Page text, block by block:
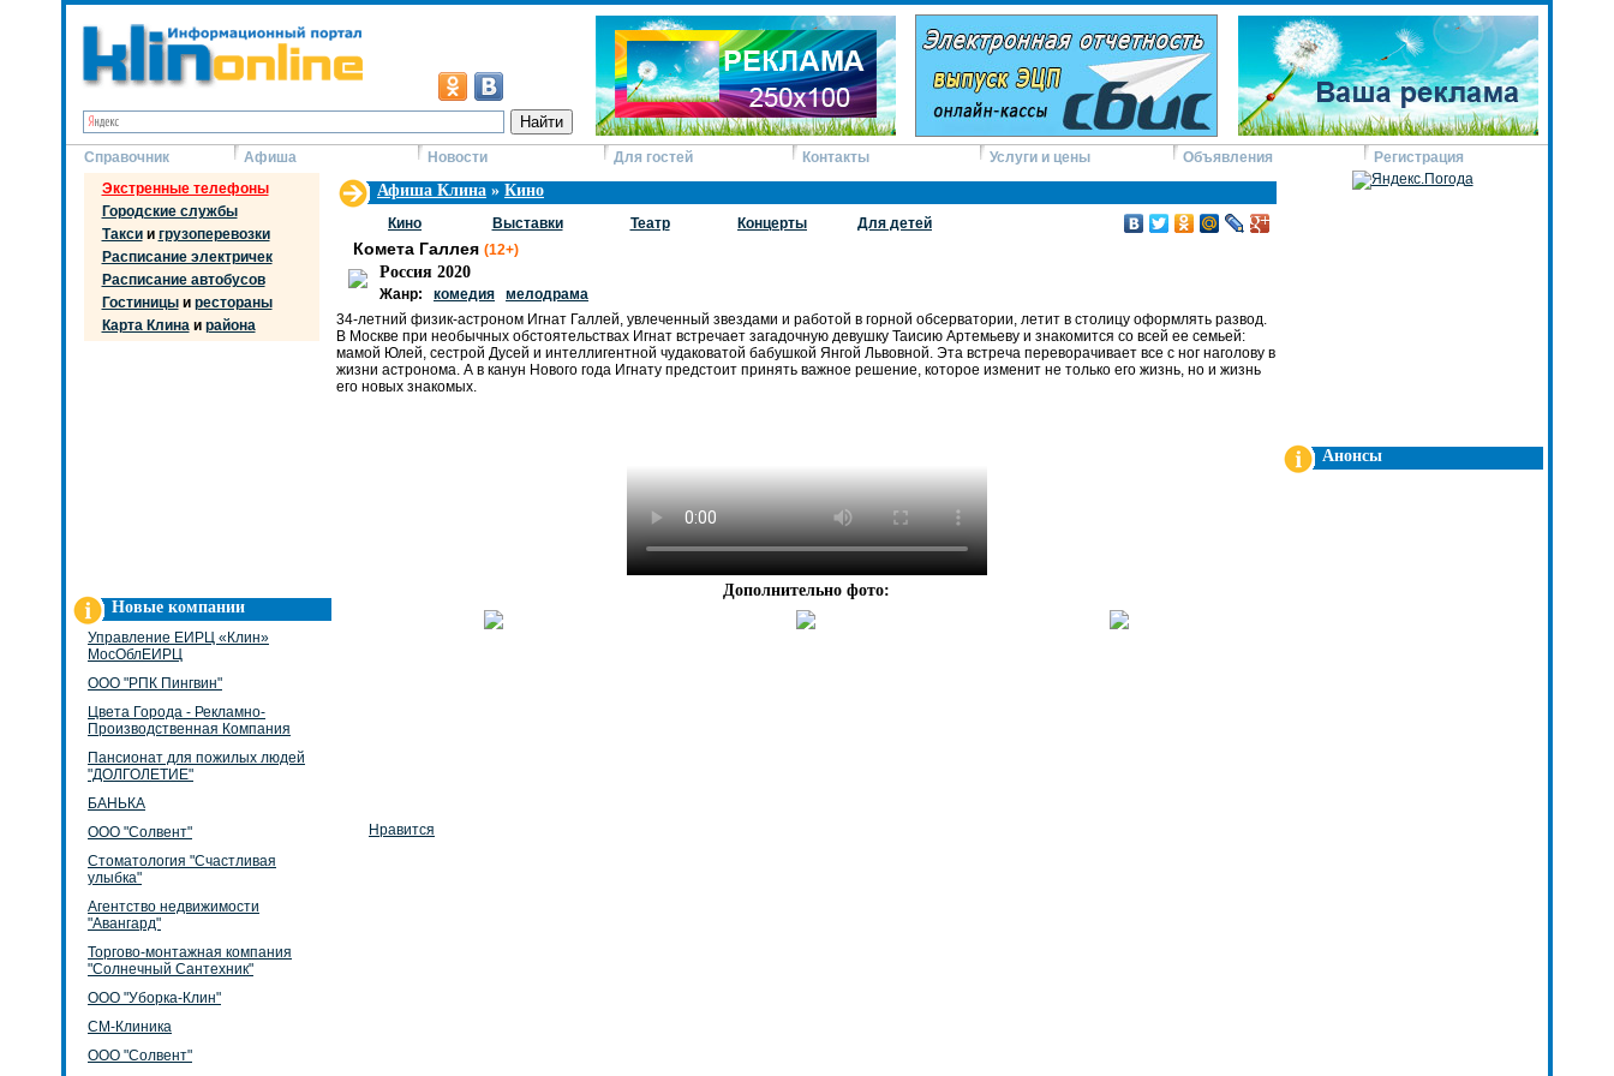
Справочник Афиша Новости Для гостей Контакты Услуги и цены Объявления
Регистрация
Экстренные телефоны
Городские службы
Таксии грузоперевозки
Расписание электричек
Расписание автобусов
Гостиницыи рестораны
Карта Клинаи района
Новые компании
Управление ЕИРЦ «Клин»
МосОблЕИРЦ
ООО "РПК Пингвин"
Цвета Города - Рекламно-
Производственная Компания
Пансионат для пожилых людей
"ДОЛГОЛЕТИЕ"
БАНЬКА
ООО "Солвент"
Стоматология "Счастливая
улыбка"
Агентство недвижимости
"Авангард"
Торгово-монтажная компания
"Солнечный Сантехник"
ООО "Уборка-Клин"
СМ-Клиника
ООО "Солвент"
Афиша Клина » Кино
Кино Выставки Театр Концерты Для детей
Комета Галлея (12+)
Россия 2020
Жанр: комедия
мелодрама
34-летний физик-астроном Игнат Галлей, увлеченный звездами и работой в горной обсерватории, летит в столицу оформлять развод.
В Москве при необычных обстоятельствах Игнат встречает загадочную девушку Таисию Артемьеву и знакомится со всей ее семьей:
мамой Юлей, сестрой Дусей и интеллигентной чудаковатой бабушкой Янгой Львовной. Эта встреча переворачивает все с ног наголову в
жизни астронома. А в канун Нового года Игнату предстоит принять важное решение, которое изменит не только его жизнь, но и жизнь
его новых знакомых.
Дополнительно фото:
Нравится
Анонсы